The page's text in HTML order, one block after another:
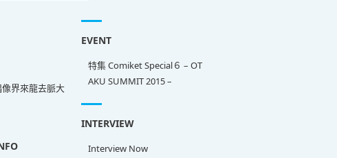
界來龍去脈大
EVENT
特集 Comiket Special６ – OT
AKU SUMMIT 2015 –
INTERVIEW
Interview Now